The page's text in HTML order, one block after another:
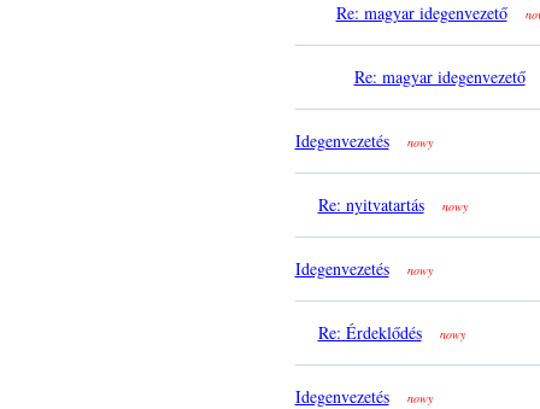
Re: magyar idegenvezető
Re: magyar idegenvezető
Idegenvezetés nowy
Re: nyitvatartás nowy
Idegenvezetés nowy
Re: Érdeklődés nowy
Idegenvezetés nowy